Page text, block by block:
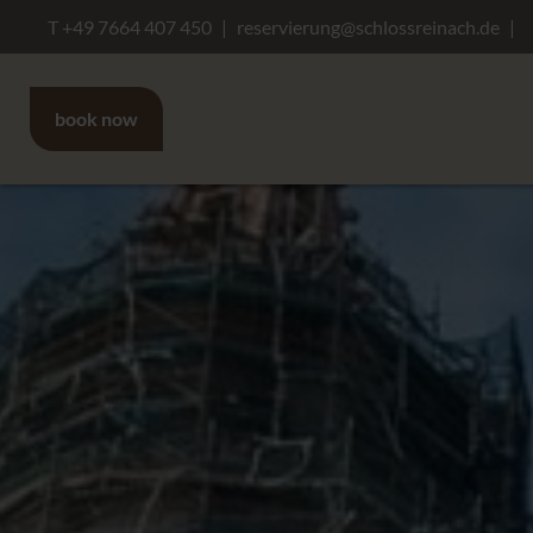
T +49 7664 407 450 reservierung@schlossreinach.de
book now